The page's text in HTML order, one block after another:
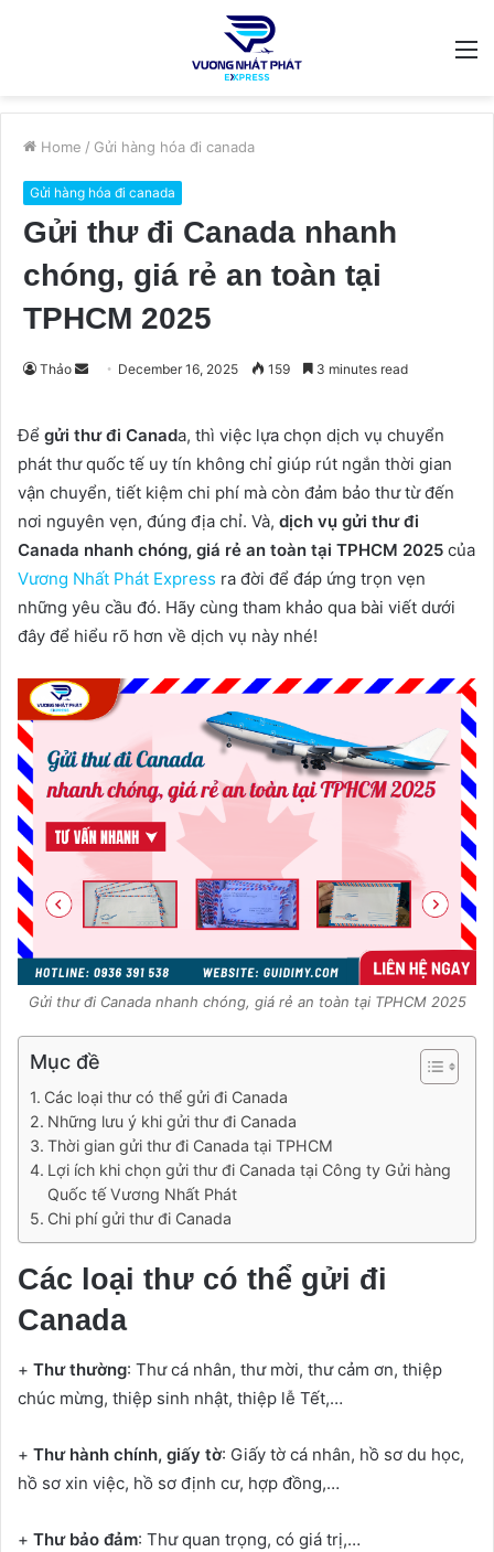
Home / Gửi hàng hóa đi canada
Gửi hàng hóa đi canada
Gửi thư đi Canada nhanh
chóng, giá rẻ an toàn tại
TPHCM 2025
Thảo
Send December 16, 2025 159 3 minutes read
Để gửi thư đi Canada, thì việc lựa chọn dịch vụ chuyển
phát thư quốc tế uy tín không chỉ giúp rút ngắn thời gian
vận chuyển, tiết kiệm chi phí mà còn đảm bảo thư từ đến
nơi nguyên vẹn, đúng địa chỉ. Và, dịch vụ gửi thư đi
Canada nhanh chóng, giá rẻ an toàn tại TPHCM 2025 của
Vương Nhất Phát Express ra đời để đáp ứng trọn vẹn
những yêu cầu đó. Hãy cùng tham khảo qua bài viết dưới
đây để hiểu rõ hơn về dịch vụ này nhé!
Gửi thư đi Canada nhanh chóng, giá rẻ an toàn tại TPHCM 2025
Mục đề
Các loại thư có thể gửi đi Canada
Những lưu ý khi gửi thư đi Canada
Thời gian gửi thư đi Canada tại TPHCM
Lợi ích khi chọn gửi thư đi Canada tại Công ty Gửi hàng
Quốc tế Vương Nhất Phát
Chi phí gửi thư đi Canada
Các loại thư có thể gửi đi
Canada
+ Thư thường: Thư cá nhân, thư mời, thư cảm ơn, thiệp
chúc mừng, thiệp sinh nhật, thiệp lễ Tết,…
+ Thư hành chính, giấy tờ: Giấy tờ cá nhân, hồ sơ du học,
hồ sơ xin việc, hồ sơ định cư, hợp đồng,…
+ Thư bảo đảm: Thư quan trọng, có giá trị,…